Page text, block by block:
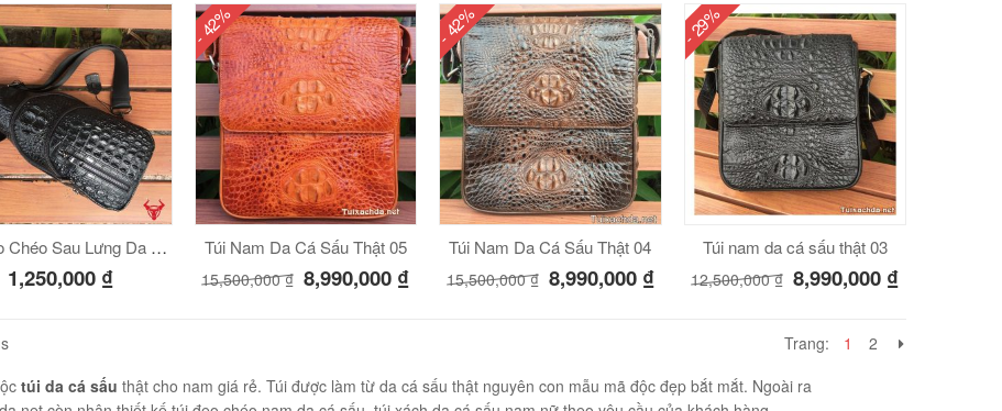
JR03
Túi Đeo Chéo Sau Lưng Da Bò Vân Cá Sấu TDL-VCS01
1,250,000 ₫
- 42%
Túi Nam Da Cá Sấu Thật 05
15,500,000₫ 8,990,000 ₫
- 42%
Túi Nam Da Cá Sấu Thật 04
15,500,000₫ 8,990,000 ₫
- 29%
Túi nam da cá sấu thật 03
12,500,000₫ 8,990,000 ₫
Trang: 1
2
túi da cá sấu thật cho nam giá rẻ. Túi được làm từ da cá sấu thật nguyên con mẫu mã độc đẹp bắt mắt. Ngoài ra